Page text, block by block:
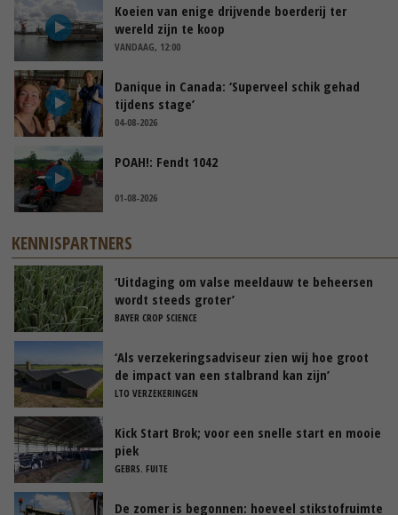
Koeien van enige drijvende boerderij ter
wereld zijn te koop
VANDAAG, 12:00
Danique in Canada: ‘Superveel schik gehad
tijdens stage’
04-08-2026
POAH!: Fendt 1042
01-08-2026
KENNISPARTNERS
‘Uitdaging om valse meeldauw te beheersen
wordt steeds groter’
BAYER CROP SCIENCE
‘Als verzekeringsadviseur zien wij hoe groot
de impact van een stalbrand kan zijn’
LTO VERZEKERINGEN
Kick Start Brok; voor een snelle start en mooie
piek
GEBRS. FUITE
De zomer is begonnen: hoeveel stikstofruimte